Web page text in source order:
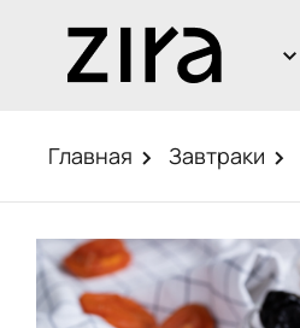
Главная Завтраки